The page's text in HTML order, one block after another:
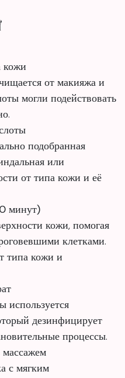
кожи
от макияжа и
могли подействовать
подобранная
или
от типа кожи и её
минут)
кожи, помогая
клетками.
типа кожи и
используется
дезинфицирует
процессы.
с мягким